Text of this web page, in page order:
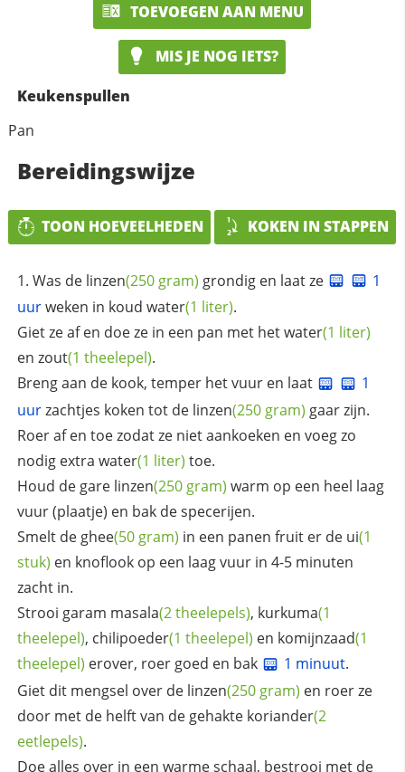
TOEVOEGEN AAN MENU
MIS JE NOG IETS?
Keukenspullen
Pan
Bereidingswijze
TOON HOEVEELHEDEN KOKEN IN STAPPEN
Was de linzen(250 gram) grondig en laat ze
1
uurweken in koud water(1 liter).
Giet ze af en doe ze in een pan met hetwater(1 liter)
en zout(1 theelepel).
Breng aan de kook, temper het vuur en laat
1
uurzachtjes koken tot de linzen(250 gram) gaar zijn.
Roer af en toe zodat ze niet aankoeken en voeg zo
nodig extra water(1 liter) toe.
Houd de gare linzen(250 gram) warm op een heel laag
vuur (plaatje) en bak de specerijen.
Smelt de ghee(50 gram) in een panen fruit er de ui(1
stuk) en knoflook op een laag vuur in 4-5 minuten
zacht in.
Strooi garam masala(2 theelepels), kurkuma(1
theelepel), chilipoeder(1 theelepel) en komijnzaad(1
theelepel) erover, roer goed en bak 1 minuut.
Giet dit mengsel over de linzen(250 gram) en roer ze
door met de helft van de gehakte koriander(2
eetlepels).
Doe alles over in een warme schaal, bestrooi met de